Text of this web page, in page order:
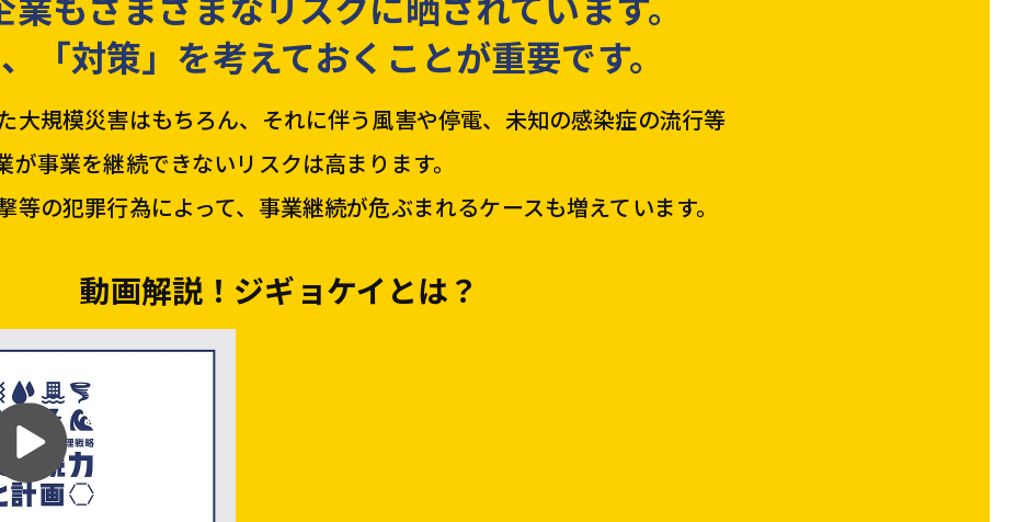
「対策」を考えておくことが重要です。
大規模災害はもちろん、それに伴う風害や停電、未知の感染症の流行等
が事業を継続できないリスクは高まります。
等の犯罪行為によって、事業継続が危ぶまれるケースも増えています。
動画解説！ジギョケイとは？